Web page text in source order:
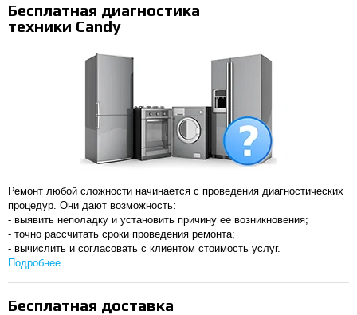
Бесплатная диагностика
техники Candy
Ремонт любой сложности начинается с проведения диагностических
процедур. Они дают возможность:
- выявить неполадку и установить причину ее возникновения;
- точно рассчитать сроки проведения ремонта;
- вычислить и согласовать с клиентом стоимость услуг.
Подробнее
Бесплатная доставка